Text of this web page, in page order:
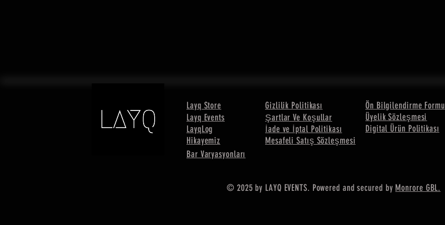
Layq Store
Layq Events
LayqLog
Hikayemiz
Bar Varyasyonları
Gizlilik Politikası
Şartlar Ve Koşullar
İade ve İptal Politikası
Ön Bilgilendirme Formu
Mesafeli Satış Sözleşmesi
Üyelik Sözleşmesi
Digital Ürün Politikası
© 2025 by LAYQ EVENTS. Powered and secured by Monrore GBL.